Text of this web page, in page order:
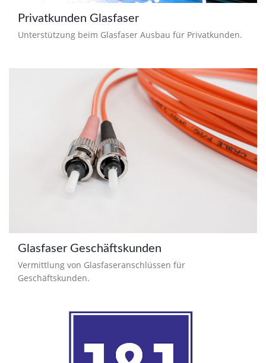
Privatkunden Glasfaser
Unterstützung beim Glasfaser Ausbau für Privatkunden.
Glasfaser Geschäftskunden
Vermittlung von Glasfaseranschlüssen für
Geschäftskunden.